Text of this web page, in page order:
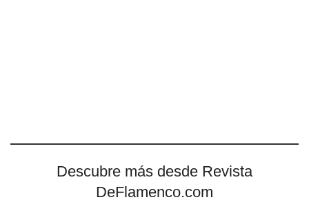
Descubre más desde Revista
DeFlamenco.com